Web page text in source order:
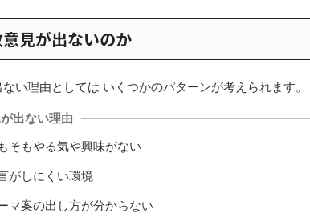
見が出ないのか
い理由としては いくつかのパターンが考えられます。
出ない理由
そもやる気や興味がない
がしにくい環境
マ案の出し方が分からない